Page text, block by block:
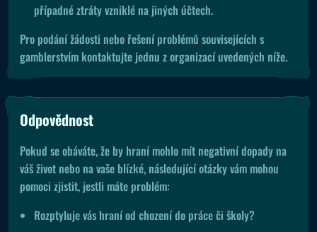
případné ztráty vzniklé na jiných účtech.
Pro podání žádosti nebo řešení problémů souvisejících s
gamblerstvím kontaktujte jednu z organizací uvedených níže.
Odpovědnost
Pokud se obáváte, že by hraní mohlo mít negativní dopady na
váš život nebo na vaše blízké, následující otázky vám mohou
pomoci zjistit, jestli máte problém:
Rozptyluje vás hraní od chození do práce či školy?